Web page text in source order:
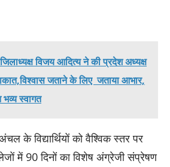
विजय आदित्य ने की प्रदेश अध्यक्ष
जताने के लिए जताया आभार,
स्वागत
के विद्यार्थियों को वैश्विक स्तर पर
में 90 दिनों का विशेष अंग्रेजी संप्रेषण